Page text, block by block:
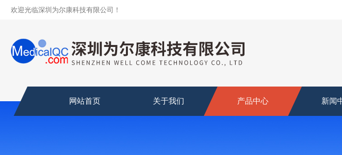
欢迎光临深圳为尔康科技有限公司！
网站首页 关于我们 产品中心 新闻